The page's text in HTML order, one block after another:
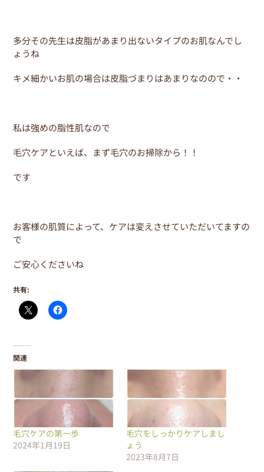
多分その先生は皮脂があまり出ないタイプのお肌なんでし
ょうね
キメ細かいお肌の場合は皮脂づまりはあまりなのので・・
私は強めの脂性肌なので
毛穴ケアといえば、まず毛穴のお掃除から！！
です
お客様の肌質によって、ケアは変えさせていただいてますの
で
ご安心くださいね
共有:
関連
毛穴ケアの第一歩
2024年1月19日
毛穴をしっかりケアしまし
ょう
2023年8月7日